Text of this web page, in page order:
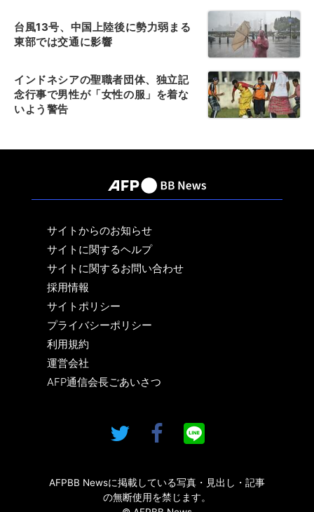
台風13号、中国上陸後に勢力弱まる
東部では交通に影響
インドネシアの聖職者団体、独立記
念行事で男性が「女性の服」を着な
いよう警告
サイトからのお知らせ
サイトに関するヘルプ
サイトに関するお問い合わせ
採用情報
サイトポリシー
プライバシーポリシー
利用規約
運営会社
AFP通信会長ごあいさつ
AFPBB Newsに掲載している写真・見出し・記事
の無断使用を禁じます。